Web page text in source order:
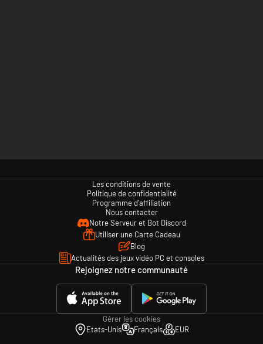
Les conditions de vente
Politique de confidentialité
Programme d'affiliation
Nous contacter
Notre Serveur et Bot Discord
Utiliser une Carte Cadeau
Blog
Actualités des jeux vidéo PC et consoles
Rejoignez notre communauté
Gérer les cookies
Etats-Unis
Français EUR